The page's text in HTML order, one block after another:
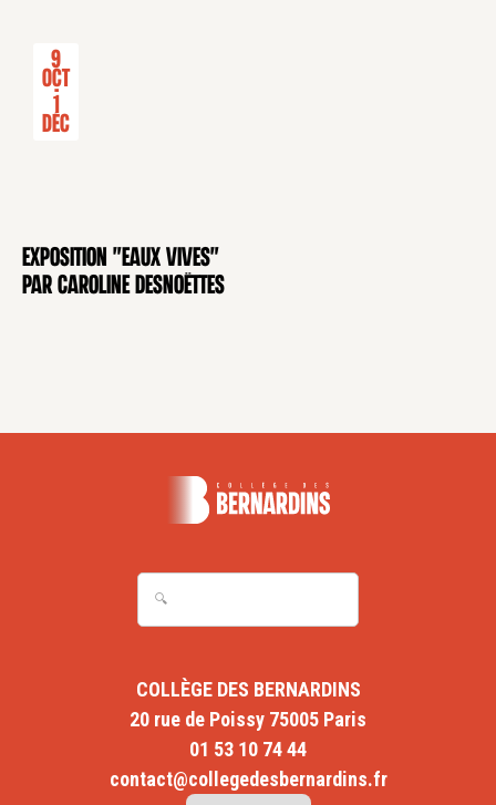
EXPOSITION
9
Oct
-
1
Déc
Exposition "Eaux Vives"
par Caroline Desnoëttes
COLLÈGE DES BERNARDINS
20 rue de Poissy 75005 Paris
01 53 10 74 44
contact@collegedesbernardins.fr